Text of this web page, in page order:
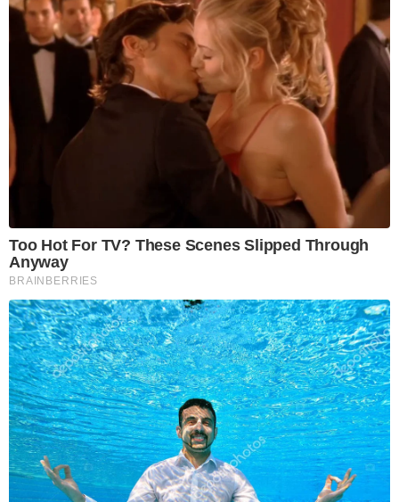
Too Hot For TV? These Scenes Slipped Through
Anyway
BRAINBERRIES